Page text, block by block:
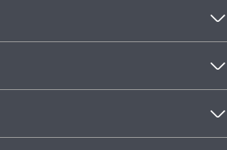
seta_baixo
seta_baixo
seta_baixo